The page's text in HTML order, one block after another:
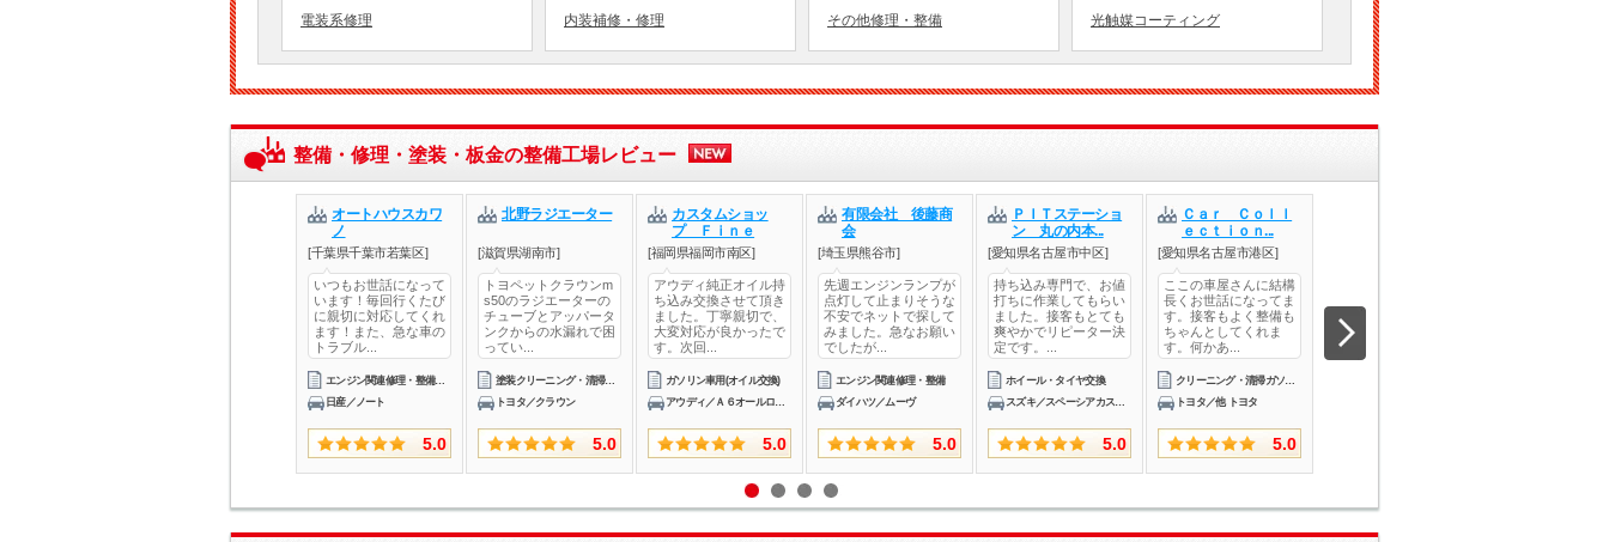
電装系修理 内装補修・修理 その他修理・整備 光触媒コーティング
整備・修理・塗装・板金の整備工場レビュー
オートハウスカワ
ノ
[千葉県千葉市若葉区]
いつもお世話になって
います！毎回行くたび
に親切に対応してくれ
ます！また、急な車の
トラブル...
エンジン関連修理・整備ガソリン車用(オイル交換)車検
日産／ノート
5.0
北野ラジエーター
[滋賀県湖南市]
トヨペットクラウンm
s50のラジエーターの
チューブとアッパータ
ンクからの水漏れで困
ってい...
塗装クリーニング・清掃エンジン関連修理・整備その他修理・整備
トヨタ／クラウン
5.0
カスタムショッ
プ Ｆｉｎｅ
[福岡県福岡市南区]
アウディ純正オイル持
ち込み交換させて頂き
ました。丁寧親切で、
大変対応が良かったで
す。次回...
ガソリン車用(オイル交換)
アウディ／Ａ６オールロードクワトロ
5.0
有限会社 後藤商
会
[埼玉県熊谷市]
先週エンジンランプが
点灯して止まりそうな
不安でネットで探して
みました。急なお願い
でしたが...
エンジン関連修理・整備
ダイハツ／ムーヴ
5.0
ＰＩＴステーショ
ン 丸の内本...
[愛知県名古屋市中区]
持ち込み専門で、お値
打ちに作業してもらい
ました。接客もとても
爽やかでリピーター決
定です。...
ホイール・タイヤ交換
スズキ／スペーシアカスタム
5.0
Ｃａｒ Ｃｏｌｌ
ｅｃｔｉｏｎ...
[愛知県名古屋市港区]
ここの車屋さんに結構
長くお世話になってま
す。接客もよく整備も
ちゃんとしてくれま
す。何かあ...
クリーニング・清掃ガソリン車用(オイル交換)車検
トヨタ／他 トヨタ
5.0
く仕上げてもらいまし
た。交換前の部品の状
況も親切...